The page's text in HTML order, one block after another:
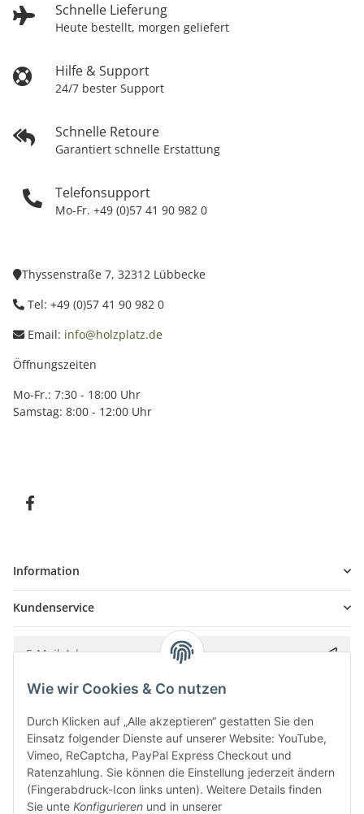
Schnelle Lieferung
Heute bestellt, morgen geliefert
Hilfe & Support
24/7 bester Support
Schnelle Retoure
Garantiert schnelle Erstattung
Telefonsupport
Mo-Fr. +49 (0)57 41 90 982 0
Thyssenstraße 7, 32312 Lübbecke
Tel: +49 (0)57 41 90 982 0
Email: info@holzplatz.de
Öffnungszeiten
Mo-Fr.: 7:30 - 18:00 Uhr
Samstag: 8:00 - 12:00 Uhr
Information
Kundenservice
Bitte senden Sie mir entsprechend IhrerDatenschutzerklärung
Wie wir Cookies & Co nutzen
Durch Klicken auf „Alle akzeptieren“ gestatten Sie den
Einsatz folgender Dienste auf unserer Website: YouTube,
Vimeo, ReCaptcha, PayPal Express Checkout und
Ratenzahlung. Sie können die Einstellung jederzeit ändern
(Fingerabdruck-Icon links unten). Weitere Details finden
Sie unte Konfigurieren und in unserer